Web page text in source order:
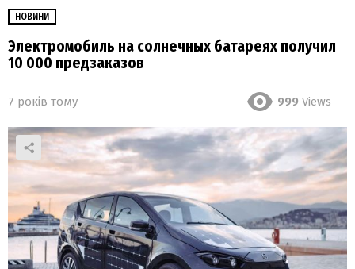
НОВИНИ
Электромобиль на солнечных батареях получил
10 000 предзаказов
7 років тому 999 Views